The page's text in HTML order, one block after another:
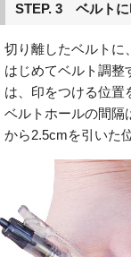
STEP. 3 ベルトに
切り離したベルトに
はじめてベルト調整
は、印をつける位置
ベルトホールの間隔
から2.5cmを引いた